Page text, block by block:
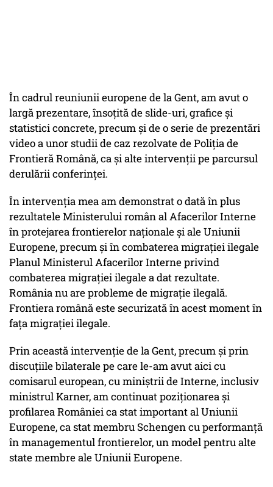
În cadrul reuniunii europene de la Gent, am avut o
largă prezentare, însoțită de slide-uri, grafice și
statistici concrete, precum și de o serie de prezentări
video a unor studii de caz rezolvate de Poliția de
Frontieră Română, ca și alte intervenții pe parcursul
derulării conferinței.
În intervenția mea am demonstrat o dată în plus
rezultatele Ministerului român al Afacerilor Interne
în protejarea frontierelor naționale și ale Uniunii
Europene, precum și în combaterea migrației ilegale
Planul Ministerul Afacerilor Interne privind
combaterea migrației ilegale a dat rezultate.
România nu are probleme de migrație ilegală.
Frontiera română este securizată în acest moment în
fața migrației ilegale.
Prin această intervenție de la Gent, precum și prin
discuțiile bilaterale pe care le-am avut aici cu
comisarul european, cu miniștrii de Interne, inclusiv
ministrul Karner, am continuat poziționarea și
profilarea României ca stat important al Uniunii
Europene, ca stat membru Schengen cu performanță
în managementul frontierelor, un model pentru alte
state membre ale Uniunii Europene.